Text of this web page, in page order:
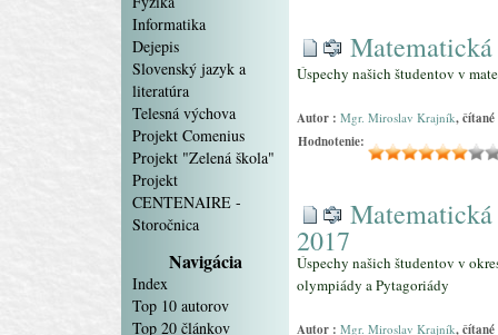
Informatika
Dejepis
Slovenský jazyk a
literatúra
Telesná výchova
Projekt Comenius
Projekt "Zelená škola"
Projekt
CENTENAIRE -
Storočnica
Navigácia
Index
Top 10 autorov
Top 20 článkov
Úspechy našich študentov v
Autor : Mgr. Miroslav Krajník, čítané
Hodnotenie:
2017
Úspechy našich študentov v
olympiády a Pytagoriády
Autor : Mgr. Miroslav Krajník, čítané